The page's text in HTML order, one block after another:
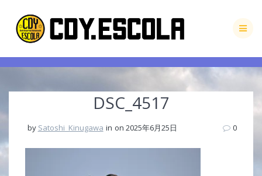
to
content
DSC_4517
by Satoshi_Kinugawa in on 2025年6月25日 0